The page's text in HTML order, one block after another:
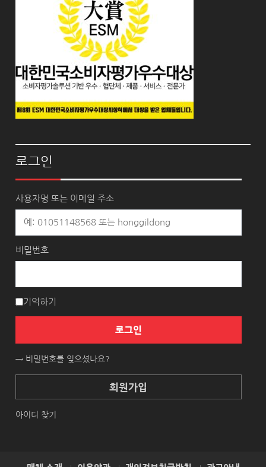
로그인
사용자명 또는 이메일 주소
비밀번호
기억하기
로그인
→ 비밀번호를 잊으셨나요?
회원가입
아이디 찾기